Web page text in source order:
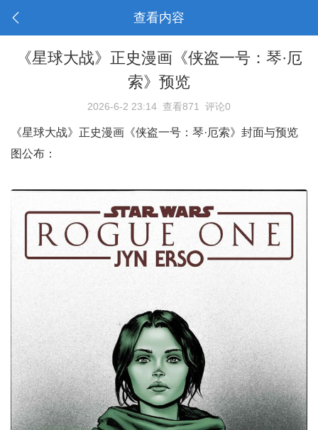
查看内容
《星球大战》正史漫画《侠盗一号：琴·厄
索》预览
2026-6-2 23:14 查看871 评论0
《星球大战》正史漫画《侠盗一号：琴·厄索》封面与预览
图公布：